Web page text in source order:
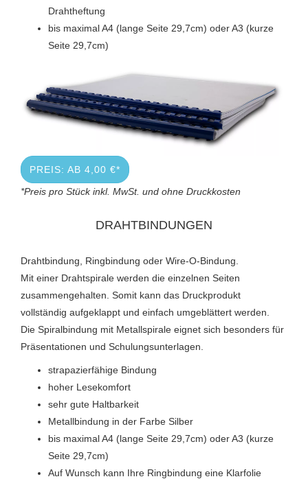
Drahtheftung
bis maximal A4 (lange Seite 29,7cm) oder A3 (kurze
Seite 29,7cm)
PREIS: AB 4,00 €*
*Preis pro Stück inkl. MwSt. und ohne Druckkosten
DRAHTBINDUNGEN
Drahtbindung, Ringbindung oder Wire-O-Bindung.
Mit einer Drahtspirale werden die einzelnen Seiten
zusammengehalten. Somit kann das Druckprodukt
vollständig aufgeklappt und einfach umgeblättert werden.
Die Spiralbindung mit Metallspirale eignet sich besonders für
Präsentationen und Schulungsunterlagen.
strapazierfähige Bindung
hoher Lesekomfort
sehr gute Haltbarkeit
Metallbindung in der Farbe Silber
bis maximal A4 (lange Seite 29,7cm) oder A3 (kurze
Seite 29,7cm)
Auf Wunsch kann Ihre Ringbindung eine Klarfolie